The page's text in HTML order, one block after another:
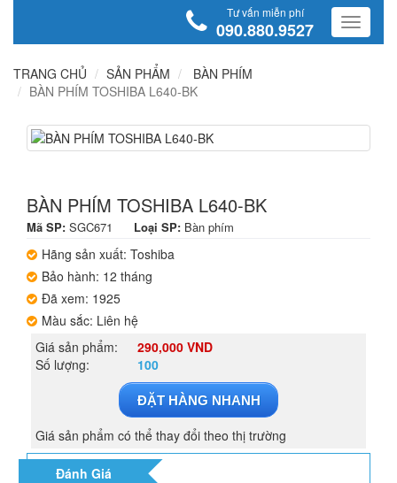
Tư vấn miễn phí
090.880.9527
TRANG CHỦ SẢN PHẨM
BÀN PHÍM
BÀN PHÍM TOSHIBA L640-BK
BÀN PHÍM TOSHIBA L640-BK
Mã SP: SGC671 Loại SP: Bàn phím
Hãng sản xuất: Toshiba
Bảo hành: 12 tháng
Đã xem: 1925
Màu sắc: Liên hệ
Giá sản phẩm:
290,000 VND
Số lượng:
100
ĐẶT HÀNG NHANH
Giá sản phẩm có thể thay đổi theo thị trường
Đánh Giá